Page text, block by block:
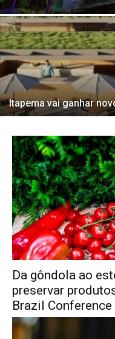
Itapema vai ganhar
Da gôndola ao
preservar
Brazil Conference